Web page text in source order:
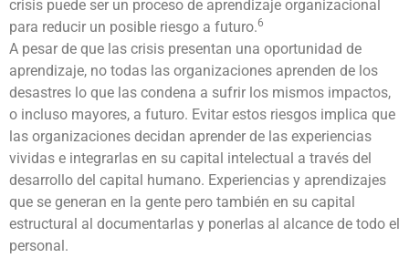
crisis puede ser un proceso de aprendizaje organizacional
para reducir un posible riesgo a futuro.6
A pesar de que las crisis presentan una oportunidad de
aprendizaje, no todas las organizaciones aprenden de los
desastres lo que las condena a sufrir los mismos impactos,
o incluso mayores, a futuro. Evitar estos riesgos implica que
las organizaciones decidan aprender de las experiencias
vividas e integrarlas en su capital intelectual a través del
desarrollo del capital humano. Experiencias y aprendizajes
que se generan en la gente pero también en su capital
estructural al documentarlas y ponerlas al alcance de todo el
personal.